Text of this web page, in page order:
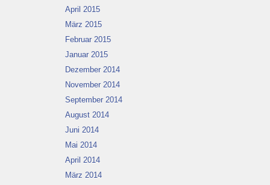
April 2015
März 2015
Februar 2015
Januar 2015
Dezember 2014
November 2014
September 2014
August 2014
Juni 2014
Mai 2014
April 2014
März 2014